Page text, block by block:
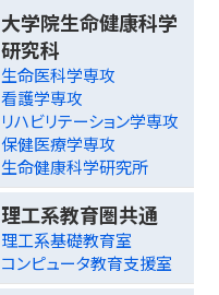
大学院生命健康科学
研究科
生命医科学専攻
看護学専攻
リハビリテーション学専攻
保健医療学専攻
生命健康科学研究所
理工系教育圏共通
理工系基礎教育室
コンピュータ教育支援室